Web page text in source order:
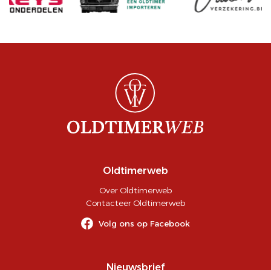
Oldtimerweb
Over Oldtimerweb
Contacteer Oldtimerweb
Volg ons op Facebook
Nieuwsbrief